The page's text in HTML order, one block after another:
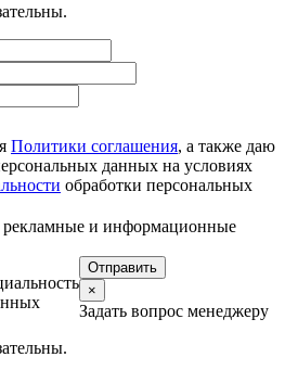
Политики соглашения, а также даю
данных на условиях
обработки персональных
рекламные и информационные
×
Задать вопрос менеджеру